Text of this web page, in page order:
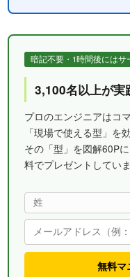
暗記不要・1時間後にはサ
3,100名以上が実
プロのエンジニアはコ
「現場で使える型」を
その「型」を図解60P
料でプレゼントしていま
無料マ